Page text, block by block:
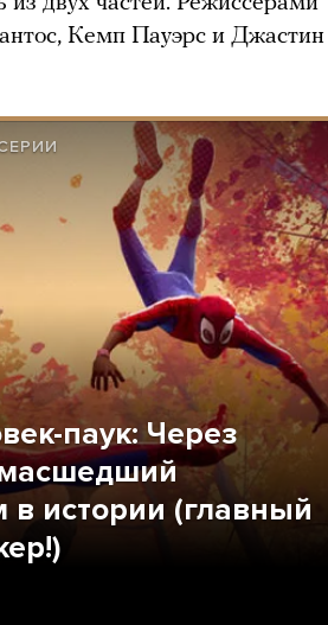
Кемп Пауэрс и
паук: Через
в истории (главный